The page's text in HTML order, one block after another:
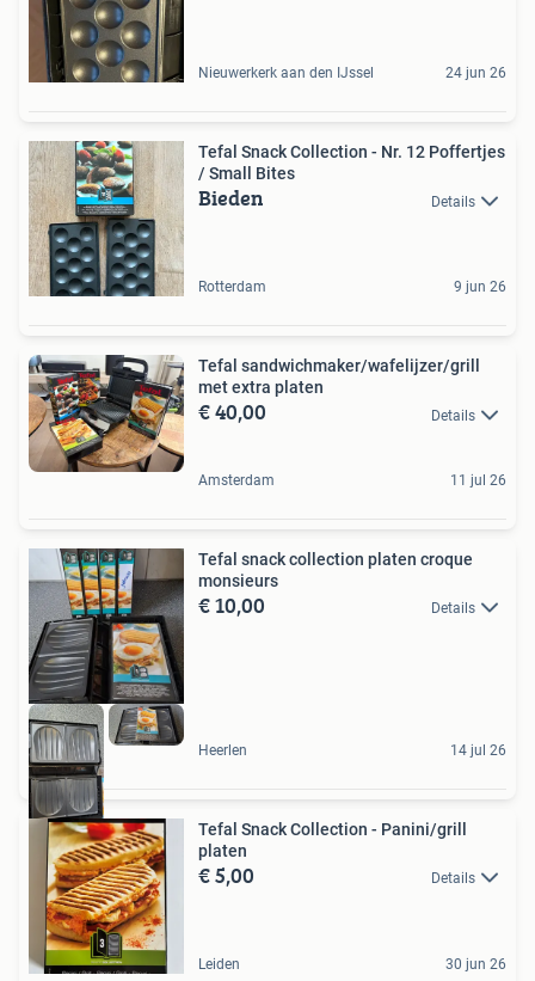
Nieuwerkerk aan den IJssel 24 jun 26
Tefal Snack Collection - Nr. 12 Poffertjes
/ Small Bites
Bieden Details
Rotterdam 9 jun 26
Tefal sandwichmaker/wafelijzer/grill
met extra platen
€ 40,00 Details
Amsterdam 11 jul 26
Tefal snack collection platen croque
monsieurs
€ 10,00 Details
Heerlen 14 jul 26
Tefal Snack Collection - Panini/grill
platen
€ 5,00 Details
Leiden 30 jun 26